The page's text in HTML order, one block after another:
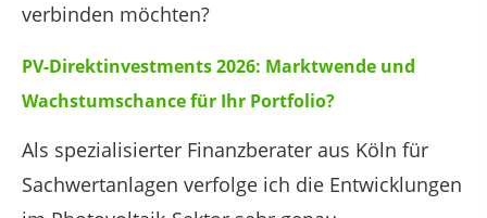
verbinden möchten?
PV-Direktinvestments 2026: Marktwende und
Wachstumschance für Ihr Portfolio?
Als spezialisierter Finanzberater aus Köln für
Sachwertanlagen verfolge ich die Entwicklungen